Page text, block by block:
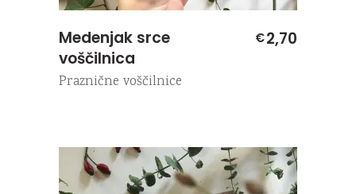
Medenjak srce
voščilnica
€2,70
Praznične voščilnice